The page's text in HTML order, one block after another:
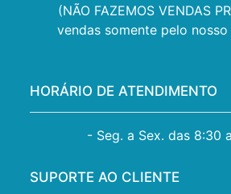
(NÃO FAZEMOS VENDAS
vendas somente pelo
HORÁRIO DE ATENDIMENTO
- Seg. a Sex. das 8:30
SUPORTE AO CLIENTE